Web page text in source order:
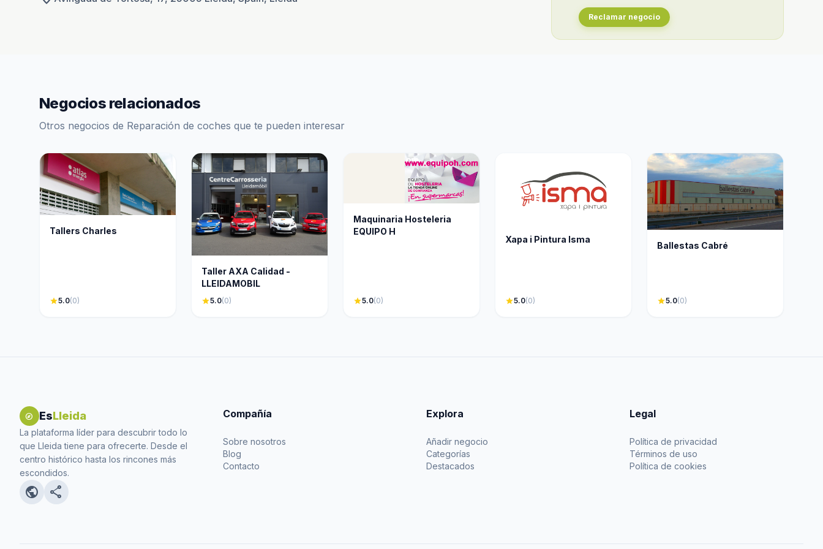
Reclamar negocio
Negocios relacionados
Otros negocios de Reparación de coches que te pueden interesar
Tallers Charles
star5.0(0)
Taller AXA Calidad -
LLEIDAMOBIL
star5.0(0)
Maquinaria Hosteleria
EQUIPO H
star5.0(0)
Xapa i Pintura Isma
star5.0(0)
Ballestas Cabré
star5.0(0)
explore EsLleida
La plataforma líder para descubrir todo lo
que Lleida tiene para ofrecerte. Desde el
centro histórico hasta los rincones más
escondidos.
public share
Compañía
Sobre nosotros
Blog
Contacto
Explora
Añadir negocio
Categorías
Destacados
Legal
Política de privacidad
Términos de uso
Política de cookies